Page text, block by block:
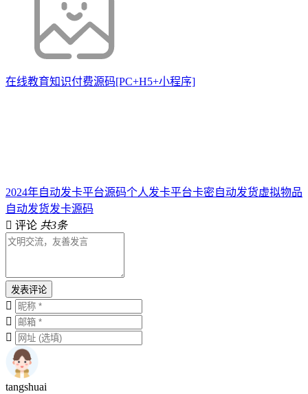
在线教育知识付费源码[PC+H5+小程序]
2024年自动发卡平台源码个人发卡平台卡密自动发货虚拟物品
自动发货发卡源码
评论 共3条
发表评论
tangshuai